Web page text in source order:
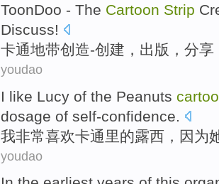
ToonDoo - The Cartoon Strip
Discuss!
卡通地带创造-创建 ， 出版 ， 分享
youdao
I like Lucy of the Peanuts
dosage of self-confidence
我非常喜欢卡通 里的露西 ， 因为
youdao